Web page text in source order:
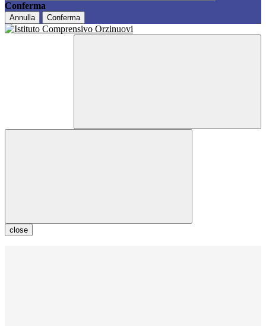
Conferma
Annulla Conferma
close